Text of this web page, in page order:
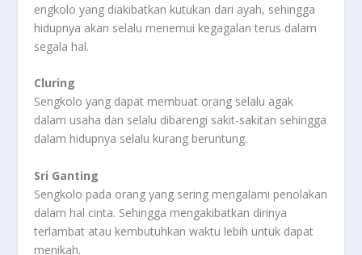
engkolo yang diakibatkan kutukan dari ayah, sehingga
hidupnya akan selalu menemui kegagalan terus dalam
segala hal.
Cluring
Sengkolo yang dapat membuat orang selalu agak
dalam usaha dan selalu dibarengi sakit-sakitan sehingga
dalam hidupnya selalu kurang beruntung.
Sri Ganting
Sengkolo pada orang yang sering mengalami penolakan
dalam hal cinta. Sehingga mengakibatkan dirinya
terlambat atau kembutuhkan waktu lebih untuk dapat
menikah.